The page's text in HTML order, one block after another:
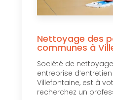
Nettoyage des
communes à
Société de
entreprise
Villefontaine, est à
recherchez un